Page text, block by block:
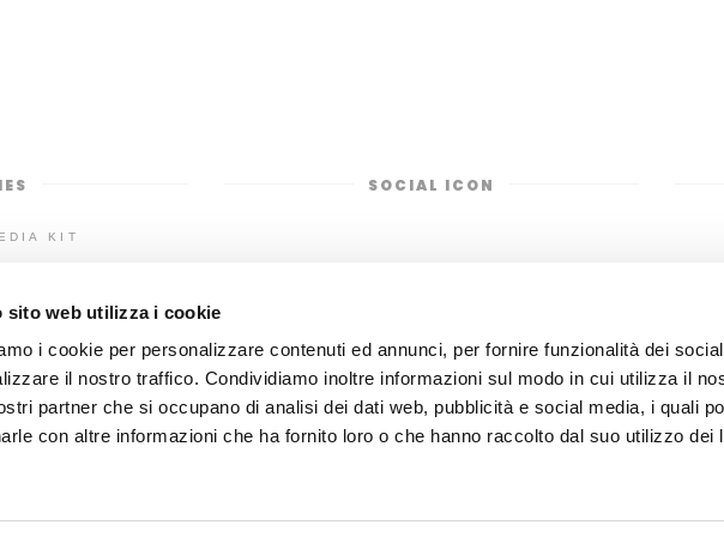
sito web utilizza i cookie
i cookie per personalizzare contenuti ed annunci, per fornire funzionalità dei
il nostro traffico. Condividiamo inoltre informazioni sul modo in cui utilizza il
partner che si occupano di analisi dei dati web, pubblicità e social media, i quali
con altre informazioni che ha fornito loro o che hanno raccolto dal suo utilizzo dei
KIT
SOCIAL ICON
Prodotto dalle menti creative e felici di